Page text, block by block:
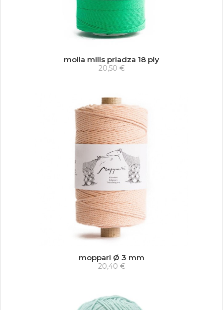
molla mills priadza 18 ply
20,50 €
moppari Ø 3 mm
20,40 €